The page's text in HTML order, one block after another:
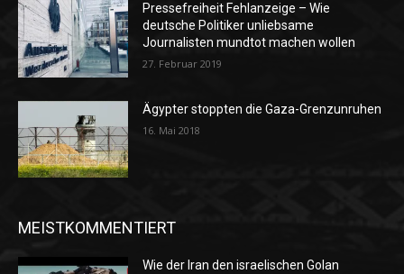
Pressefreiheit Fehlanzeige – Wie
deutsche Politiker unliebsame
Journalisten mundtot machen wollen
27. Februar 2019
Ägypter stoppten die Gaza-Grenzunruhen
16. Mai 2018
MEISTKOMMENTIERT
Wie der Iran den israelischen Golan